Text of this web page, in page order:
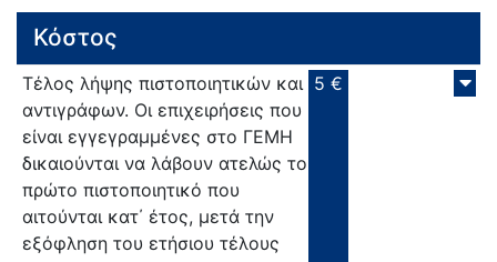
Κόστος
Τέλος λήψης πιστοποιητικών και
αντιγράφων. Οι επιχειρήσεις που
είναι εγγεγραμμένες στο ΓΕΜΗ
δικαιούνται να λάβουν ατελώς το
πρώτο πιστοποιητικό που
αιτούνται κατ΄ έτος, μετά την
εξόφληση του ετήσιου τέλους
5 €